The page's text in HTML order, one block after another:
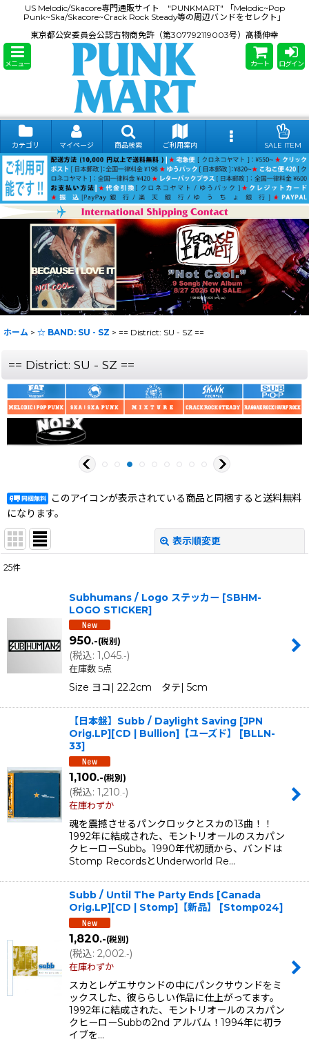
US Melodic/Skacore専門通販サイト "PUNKMART" 「Melodic~Pop
Punk~Ska/Skacore~Crack Rock Steady等の周辺バンドをセレクト」
東京都公安委員会公認古物商免許（第307792119003号）髙橋伸幸
メニュー カート ログイン
カテゴリ マイページ 商品検索 ご利用案内 SALE ITEM
ホーム > ☆ BAND: SU - SZ > == District: SU - SZ ==
== District: SU - SZ ==
このアイコンが表示されている商品と同梱すると送料無料
になります。
表示順変更
並び順:
絞り込む
25件
Subhumans / Logo ステッカー [SBHM-
LOGO STICKER]
950.-(税別)
(税込: 1,045.-)
在庫数 5点
Size ヨコ| 22.2cm タテ| 5cm
【日本盤】Subb / Daylight Saving [JPN
Orig.LP][CD | Bullion]【ユーズド】
[BLLN-
33]
1,100.-(税別)
(税込: 1,210 .-)
在庫わずか
魂を震撼させるパンクロックとスカの13曲！！
1992年に結成された、モントリオールのスカパン
クヒーローSubb。1990年代初頭から、バンドは
Stomp RecordsとUnderworld Re…
Subb / Until The Party Ends [Canada
Orig.LP][CD | Stomp]【新品】
[Stomp024]
1,820.-(税別)
(税込: 2,002 .-)
在庫わずか
スカとレゲエサウンドの中にパンクサウンドをミ
ックスした、彼ららしい作品に仕上がってます。
1992年に結成された、モントリオールのスカパン
クヒーローSubbの2nd アルバム！1994年に初ラ
イブを…